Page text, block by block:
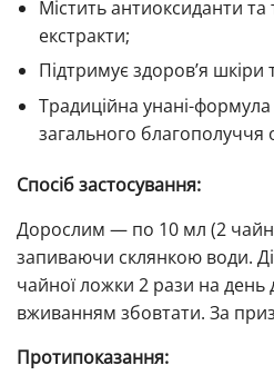
Містить антиоксиданти та
екстракти;
Підтримує здоров’я шкіри
Традиційна унані-
загального благополуччя
Спосіб застосування:
Дорослим — по 10 мл (2
запиваючи склянкою води.
чайної ложки 2 рази на день
вживанням збовтати. За
Протипоказання: